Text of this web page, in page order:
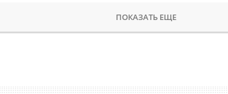
ПОКАЗАТЬ ЕЩЕ